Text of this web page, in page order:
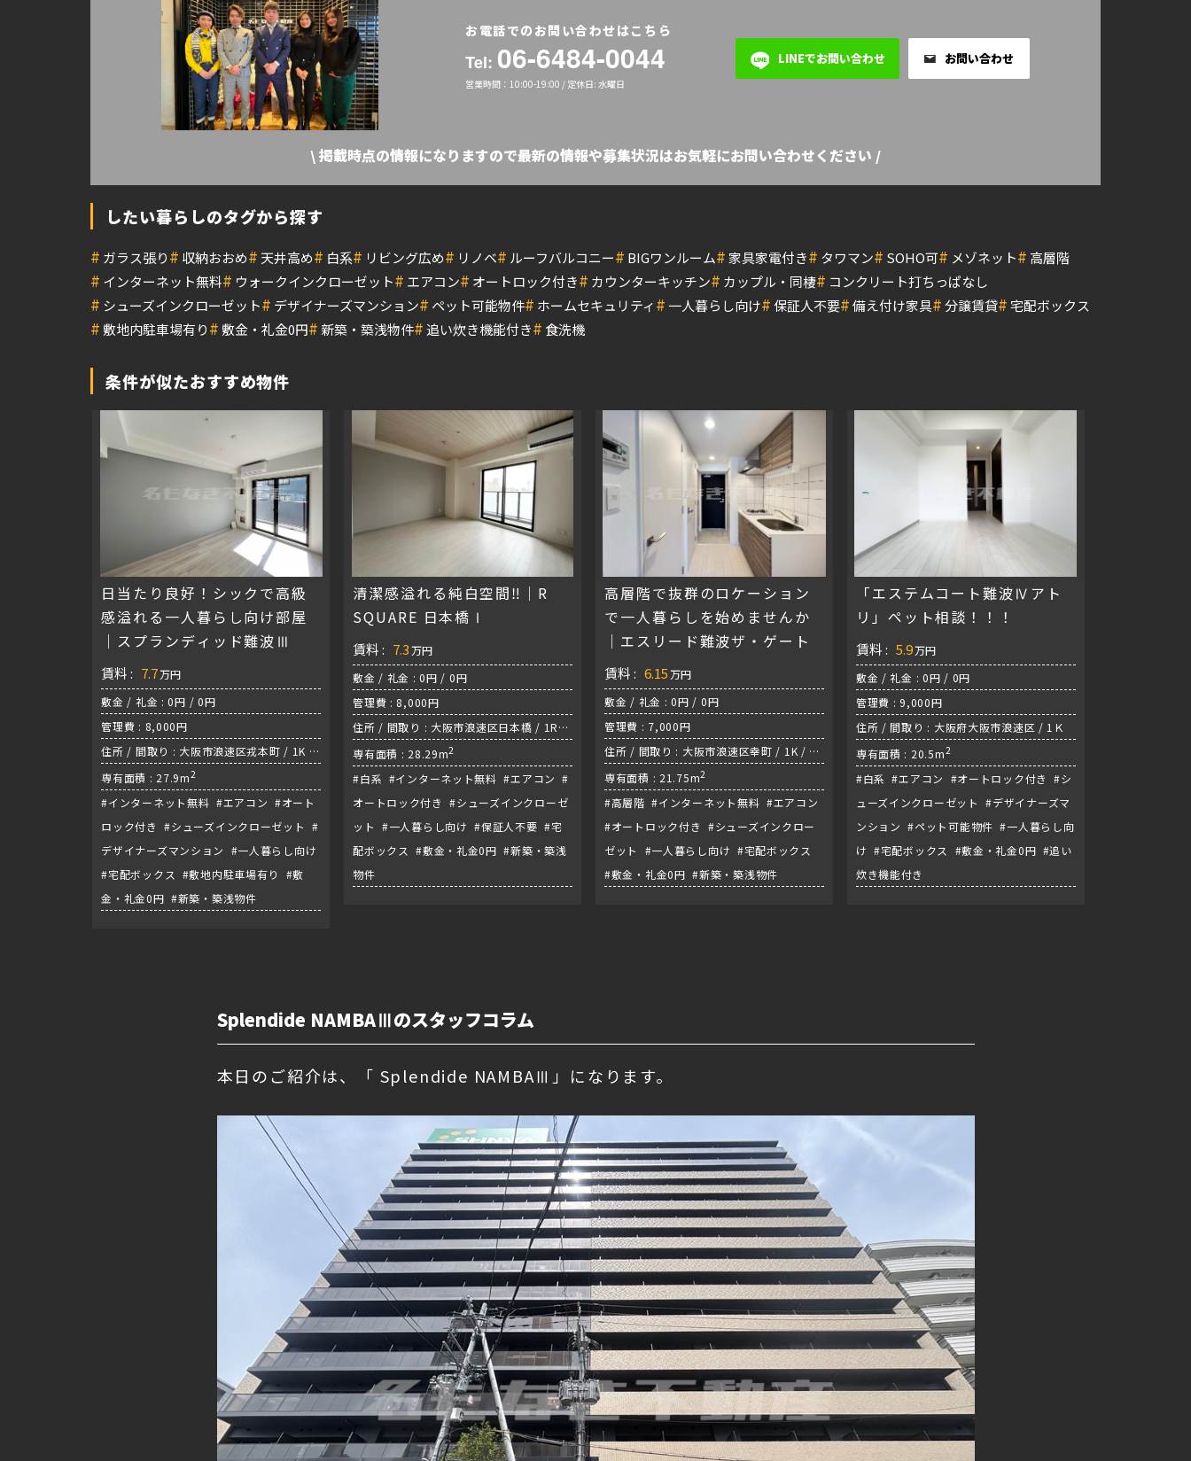
お電話でのお問い合わせはこちら
Tel: 06-6484-0044
営業時間：10:00-19:00 / 定休日: 水曜日
LINEでお問い合わせ お問い合わせ
\ 掲載時点の情報になりますので最新の情報や募集状況はお気軽にお問い合わせください /
したい暮らしのタグから探す
# ガラス張り# 収納おおめ# 天井高め# 白系# リビング広め# リノベ# ルーフバルコニー# BIGワンルーム#家具家電付き# タワマン# SOHO可# メゾネット# 高層階
# インターネット無料# ウォークインクローゼット# エアコン# オートロック付き# カウンターキッチン# カップル・同棲# コンクリート打ちっぱなし
# シューズインクローゼット# デザイナーズマンション# ペット可能物件# ホームセキュリティ# 一人暮らし向け#保証人不要#備え付け家具#分譲賃貸#宅配ボックス
# 敷地内駐車場有り# 敷金・礼金0円#新築・築浅物件#追い炊き機能付き# 食洗機
条件が似たおすすめ物件
日当たり良好！シックで高級
感溢れる一人暮らし向け部屋
｜スプランディッド難波Ⅲ
賃料 : 7.7万円
敷金 / 礼金 : 0円 / 0円
管理費 : 8,000円
住所 / 間取り : 大阪市浪速区戎本町 / 1K /
御堂筋線『大国町駅』
専有面積 : 27.9m2
#インターネット無料 #エアコン #オート
ロック付き #シューズインクローゼット #
デザイナーズマンション #一人暮らし向け
#宅配ボックス #敷地内駐車場有り #敷
金・礼金0円 #新築・築浅物件
清潔感溢れる純白空間‼｜R
SQUARE 日本橋Ⅰ
賃料 : 7.3万円
敷金 / 礼金 : 0円 / 0円
管理費 : 8,000円
住所 / 間取り : 大阪市浪速区日本橋 / 1RK/
堺筋線『恵美須町駅』
専有面積 : 28.29m2
#白系 #インターネット無料 #エアコン #
オートロック付き #シューズインクローゼ
ット #一人暮らし向け #保証人不要 #宅
配ボックス #敷金・礼金0円 #新築・築浅
物件
高層階で抜群のロケーション
で一人暮らしを始めませんか
｜エスリード難波ザ・ゲート
賃料 : 6.15万円
敷金 / 礼金 : 0円 / 0円
管理費 : 7,000円
住所 / 間取り : 大阪市浪速区幸町 / 1K / 長
堀鶴見緑地線『大正駅』
専有面積 : 21.75m2
#高層階 #インターネット無料 #エアコン
#オートロック付き #シューズインクロー
ゼット #一人暮らし向け #宅配ボックス
#敷金・礼金0円 #新築・築浅物件
「エステムコート難波Ⅳアト
リ」ペット相談！！！
賃料 : 5.9万円
敷金 / 礼金 : 0円 / 0円
管理費 : 9,000円
住所 / 間取り : 大阪府大阪市浪速区 / 1Ｋ
専有面積 : 20.5m2
#白系 #エアコン #オートロック付き #シ
ューズインクローゼット #デザイナーズマ
ンション #ペット可能物件 #一人暮らし向
け #宅配ボックス #敷金・礼金0円 #追い
炊き機能付き
Splendide NAMBAⅢのスタッフコラム
本日のご紹介は、「 Splendide NAMBAⅢ」になります。